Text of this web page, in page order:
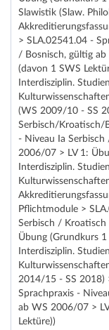
Slawistik (Slaw.
> SLA.02541.04 -
/ Bosnisch, gültig
(davon 1 SWS
Interdisziplin.
(WS 2009/10 - SS
Serbisch/Kroatisch/
- Niveau Ia
2006/07 > LV 1:
Interdisziplin.
Pflichtmodule >
Serbisch /
Übung (Grundkurs
Interdisziplin.
2014/15 - SS 2018)
Sprachpraxis -
ab WS 2006/07 >
Lektüre))